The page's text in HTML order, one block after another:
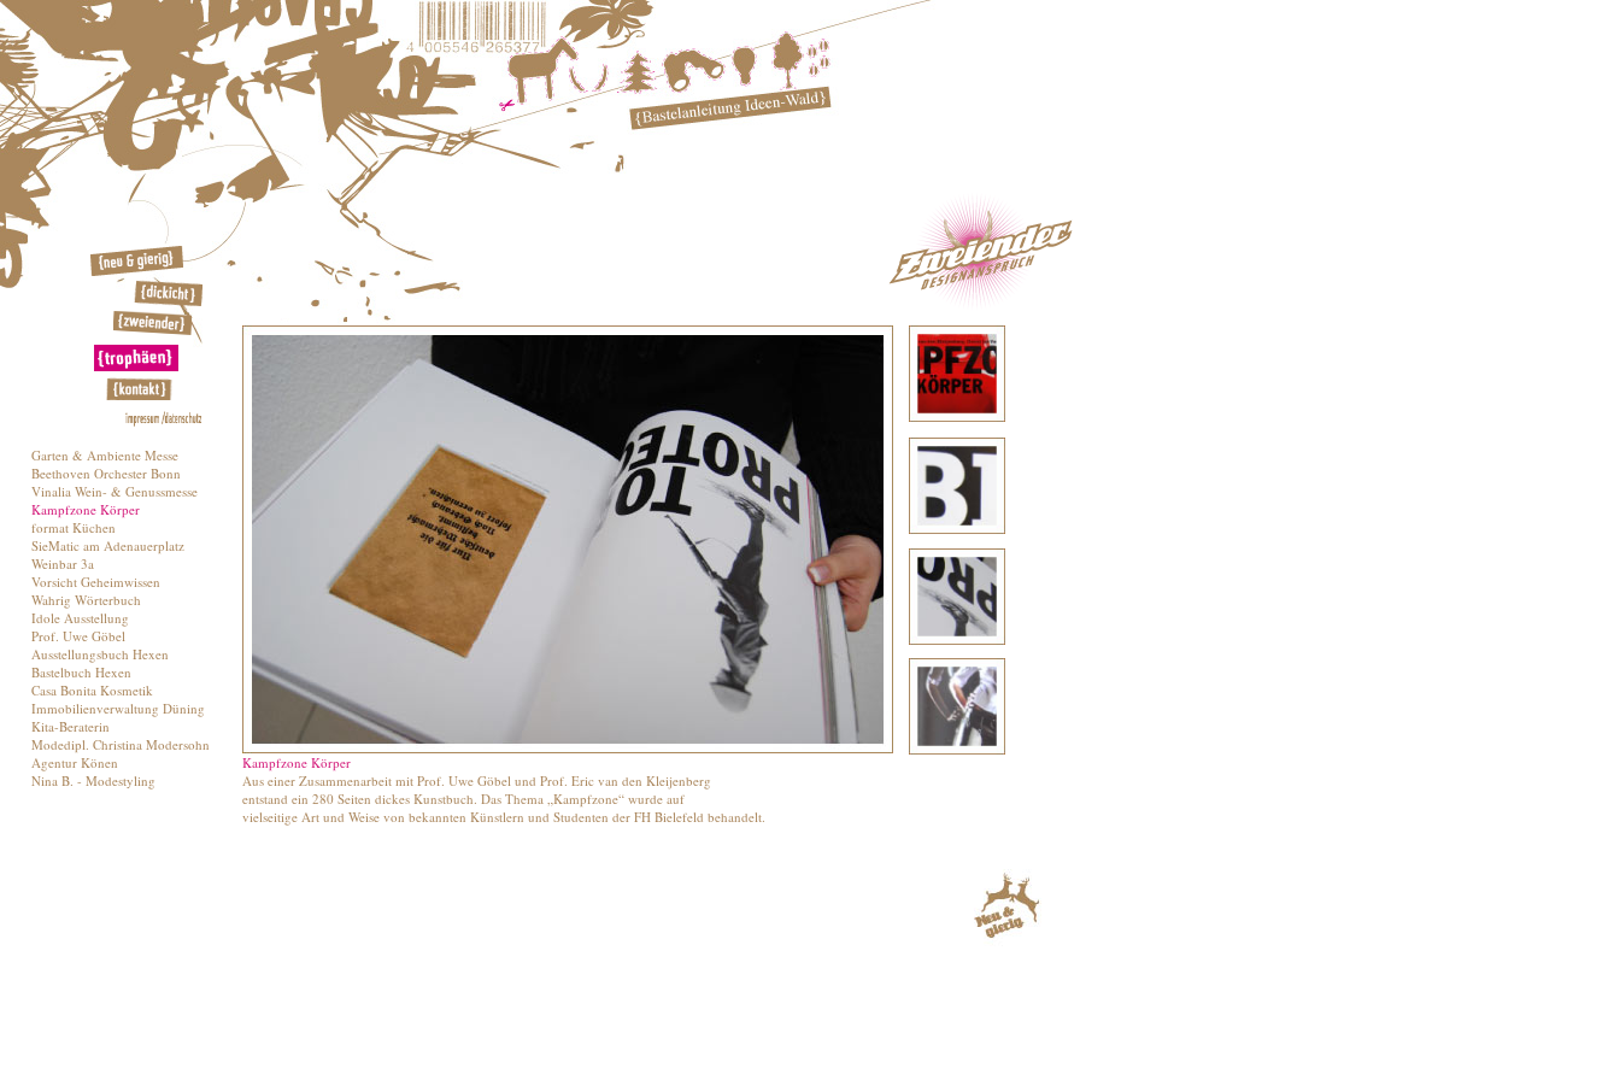
Garten & Ambiente Messe
Beethoven Orchester Bonn
Vinalia Wein- & Genussmesse
Kampfzone Körper
format Küchen
SieMatic am Adenauerplatz
Weinbar 3a
Vorsicht Geheimwissen
Wahrig Wörterbuch
Idole Ausstellung
Prof. Uwe Göbel
Ausstellungsbuch Hexen
Bastelbuch Hexen
Casa Bonita Kosmetik
Immobilienverwaltung Düning
Kita-Beraterin
Modedipl. Christina Modersohn
Agentur Könen
Nina B. - Modestyling
Kampfzone Körper
Aus einer Zusammenarbeit mit Prof. Uwe Göbel und Prof. Eric van den Kleijenberg
entstand ein 280 Seiten dickes Kunstbuch. Das Thema „Kampfzone“ wurde auf
vielseitige Art und Weise von bekannten Künstlern und Studenten der FH Bielefeld behandelt.